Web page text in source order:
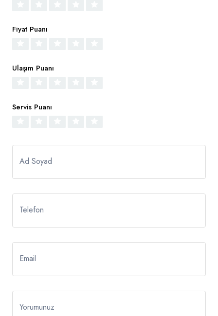
Fiyat Puanı
Ulaşım Puanı
Servis Puanı
Ad Soyad
Telefon
Email
Yorumunuz